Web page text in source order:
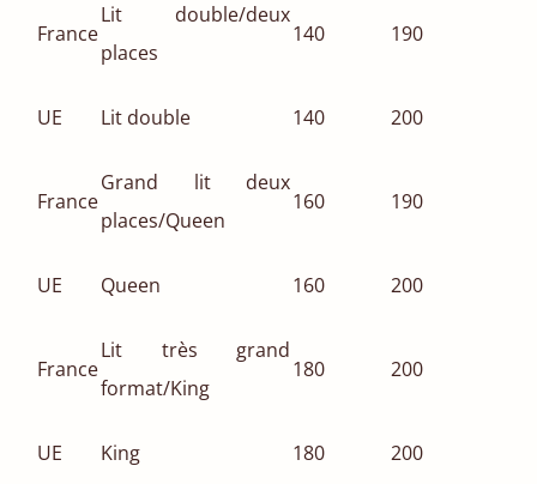
France
Lit double/deux
places
140 190
UE Lit double 140 200
France
Grand lit deux
places/Queen
160 190
UE Queen 160 200
France
Lit très grand
format/King
180 200
UE King 180 200